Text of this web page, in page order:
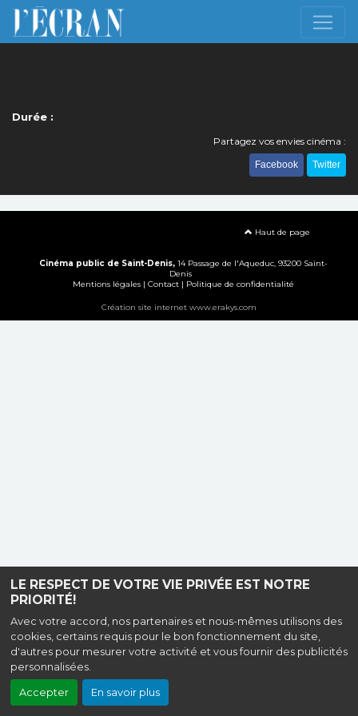
LE RESPECT DE VOTRE VIE PRIVÉE EST NOTRE
PRIORITÉ!
Avec votre accord, nos partenaires et nous-mêmes utilisons des
cookies, certains requis pour le bon fonctionnement du site,
d'autres pour mesurer votre activité et vous fournir des publicités
personnalisées.
Accepter En savoir plus
Durée :
Partagez vos envies cinéma :
Facebook Twitter
Haut de page
Cinéma public de Saint-Denis, 14 Passage de l'Aqueduc, 93200 Saint-
Denis
Mentions légales| Contact| Politique de confidentialité
Création site internet www.erakys.com